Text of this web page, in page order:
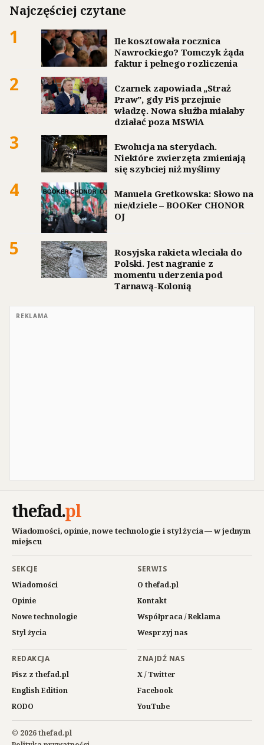
Najczęściej czytane
1
Ile kosztowała rocznica
Nawrockiego? Tomczyk żąda
faktur i pełnego rozliczenia
2
Czarnek zapowiada „Straż
Praw”, gdy PiS przejmie
władzę. Nowa służba miałaby
działać poza MSWiA
3
Ewolucja na sterydach.
Niektóre zwierzęta zmieniają
się szybciej niż myślimy
4
Manuela Gretkowska: Słowo na
nie/dziele – BOOKer CHONOR
OJ
5
Rosyjska rakieta wleciała do
Polski. Jest nagranie z
momentu uderzenia pod
Tarnawą-Kolonią
REKLAMA
thefad.pl
Wiadomości, opinie, nowe technologie i styl życia — w jednym
miejscu
SEKCJE
Wiadomości
Opinie
Nowe technologie
Styl życia
SERWIS
O thefad.pl
Kontakt
Współpraca / Reklama
Wesprzyj nas
REDAKCJA
Pisz z thefad.pl
English Edition
RODO
ZNAJDŹ NAS
X / Twitter
Facebook
YouTube
© 2026 thefad.pl